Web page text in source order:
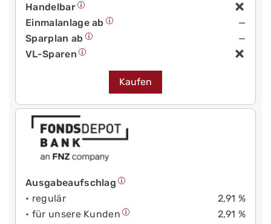
Handelbar
Einmalanlage ab
—
Sparplan ab
—
VL-Sparen
Kaufen
Ausgabeaufschlag
• regulär
2,91 %
• für unsere Kunden
2,91 %